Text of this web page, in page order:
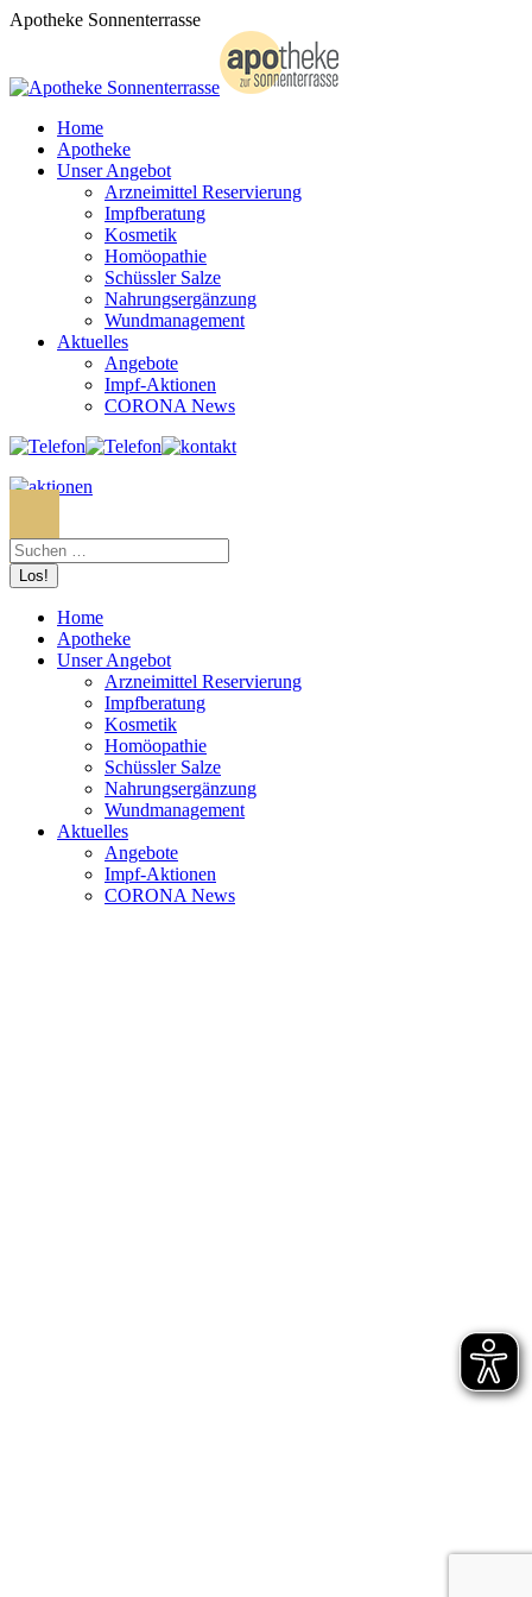
Zum
Apotheke Sonnenterrasse
Home
Apotheke
Unser Angebot
Arzneimittel Reservierung
Impfberatung
Kosmetik
Homöopathie
Schüssler Salze
Nahrungsergänzung
Wundmanagement
Aktuelles
Angebote
Impf-Aktionen
CORONA News
Home
Apotheke
Unser Angebot
Arzneimittel Reservierung
Impfberatung
Kosmetik
Homöopathie
Schüssler Salze
Nahrungsergänzung
Wundmanagement
Aktuelles
Angebote
Impf-Aktionen
CORONA News